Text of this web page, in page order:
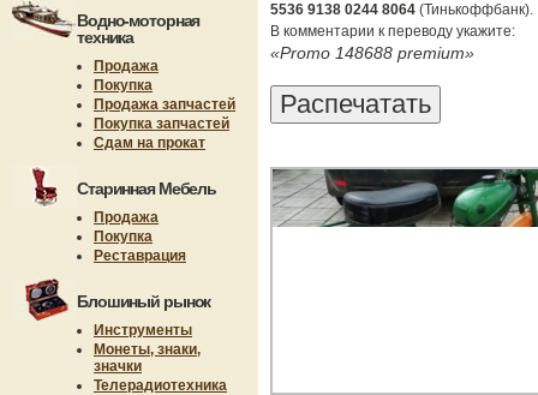
Водно-моторная
техника
Продажа
Покупка
Продажа запчастей
Покупка запчастей
Сдам на прокат
Старинная Мебель
Продажа
Покупка
Реставрация
Блошиный рынок
Инструменты
Монеты, знаки,
значки
Телерадиотехника
5536 9138 0244 8064 (Тинькоффбанк).
В комментарии к переводу укажите:
«Promo 148688 premium»